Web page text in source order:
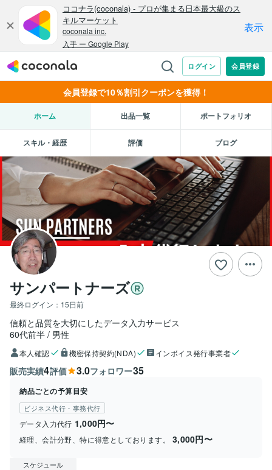
会員登録で10％割引クーポンを獲得！
ホーム 出品一覧 ポートフォリオ
スキル・経歴 評価 ブログ
サンパートナーズ
最終ログイン： 15日前
信頼と品質を大切にしたデータ入力サービス
60代前半
男性
本人確認 機密保持契約(NDA) インボイス発行事業者
販売実績4評価 3.0フォロワー35
納品ごとの予算目安
ビジネス代行・事務代行
データ入力代行 1,000円〜
経理、会計分野、特に得意としております。 3,000円〜
スケジュール